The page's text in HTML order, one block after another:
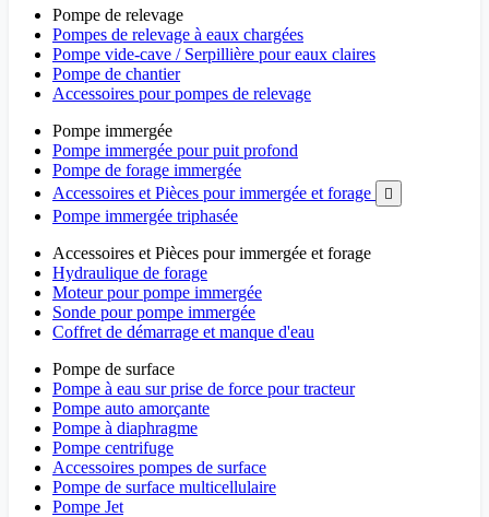
Pompe de relevage
Pompes de relevage à eaux chargées
Pompe vide-cave / Serpillière pour eaux claires
Pompe de chantier
Accessoires pour pompes de relevage
Pompe immergée
Pompe immergée pour puit profond
Pompe de forage immergée
Accessoires et Pièces pour immergée et forage

Pompe immergée triphasée
Accessoires et Pièces pour immergée et forage
Hydraulique de forage
Moteur pour pompe immergée
Sonde pour pompe immergée
Coffret de démarrage et manque d'eau
Pompe de surface
Pompe à eau sur prise de force pour tracteur
Pompe auto amorçante
Pompe à diaphragme
Pompe centrifuge
Accessoires pompes de surface
Pompe de surface multicellulaire
Pompe Jet